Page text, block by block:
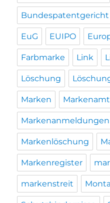
Bundespatentgericht
EuG EUIPO
Farbmarke Link
Löschung
Marken Markenamt
Markenanmeldungen
Markenlöschung
Markenregister
markenstreit